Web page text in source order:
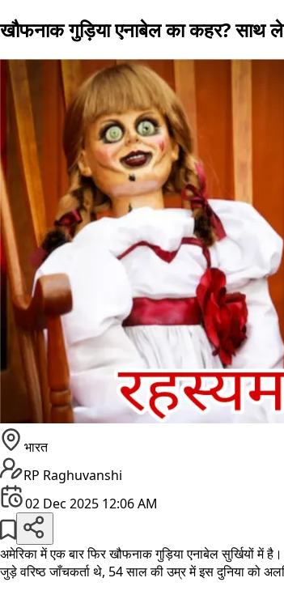
खौफनाक गुड़िया एनाबेल का कहर? साथ
भारत
RP Raghuvanshi
02 Dec 2025 12:06 AM
अमेरिका में एक बार फिर खौफनाक गुड़िया एनाबेल सुर्खियों में
जुड़े वरिष्ठ जाँचकर्ता थे, 54 साल की उम्र में इस दुनिया को